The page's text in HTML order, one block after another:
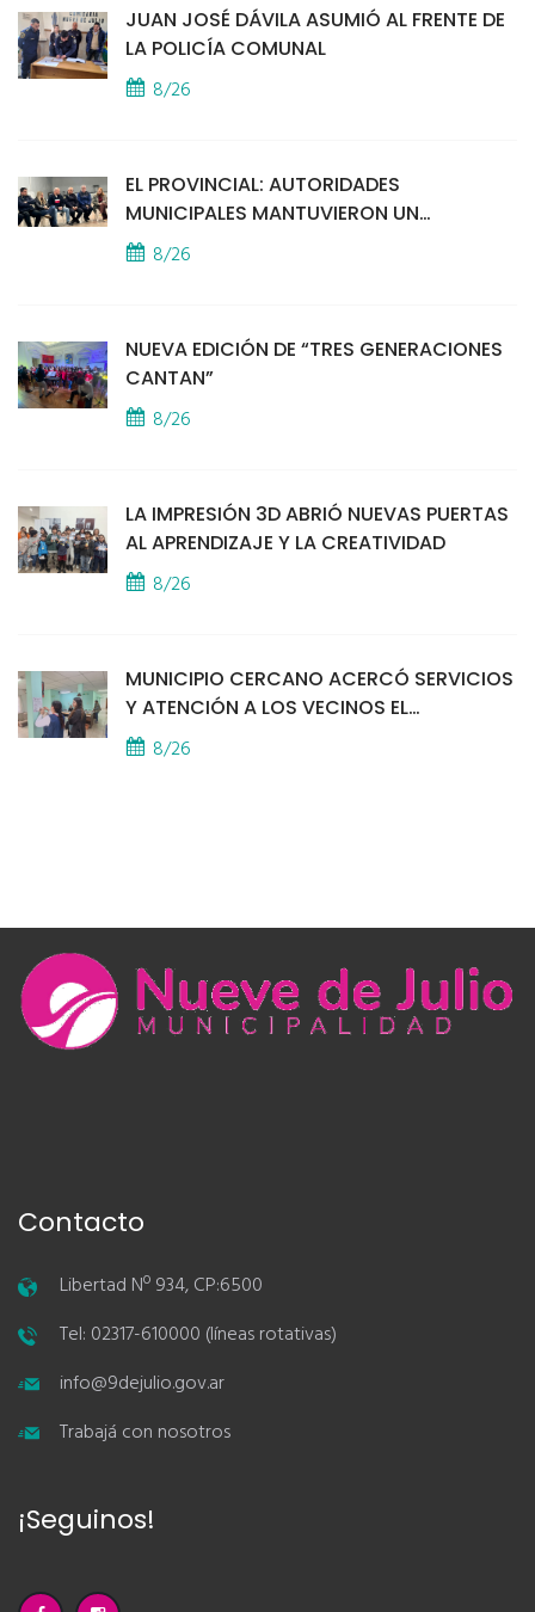
JUAN JOSÉ DÁVILA ASUMIÓ AL FRENTE DE
LA POLICÍA COMUNAL
8/26
EL PROVINCIAL: AUTORIDADES
MUNICIPALES MANTUVIERON UN
ENCUENTRO CON VECINOS POR LA
SEGURIDAD
8/26
NUEVA EDICIÓN DE “TRES GENERACIONES
CANTAN”
8/26
LA IMPRESIÓN 3D ABRIÓ NUEVAS PUERTAS
AL APRENDIZAJE Y LA CREATIVIDAD
8/26
MUNICIPIO CERCANO ACERCÓ SERVICIOS
Y ATENCIÓN A LOS VECINOS EL
PROVINCIAL
8/26
Contacto
Libertad Nº 934, CP:6500
Tel: 02317-610000 (líneas rotativas)
info@9dejulio.gov.ar
Trabajá con nosotros
¡Seguinos!